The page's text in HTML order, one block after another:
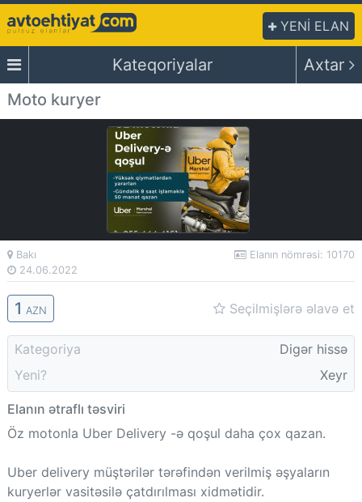
YENİ ELAN
Kateqoriyalar
Axtar
Moto kuryer
Bakı
24.06.2022
Elanın nömrəsi: 10170
1 AZN Seçilmişlərə əlavə et
Kategoriya
Digər hissə
Yeni?
Xeyr
Elanın ətraflı təsviri
Öz motonla Uber Delivery -ə qoşul daha çox qazan.
Uber delivery müştərilər tərəfindən verilmiş əşyaların
kuryerlər vasitəsilə çatdırılması xidmətidir.